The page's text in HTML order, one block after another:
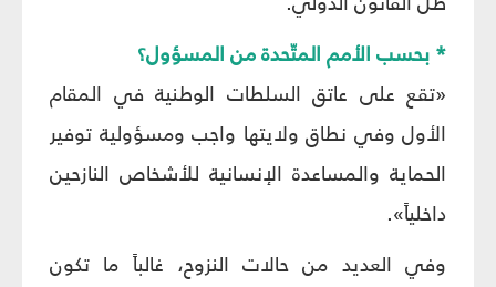
* بحسب الأمم المتّحدة من المسؤول؟
«تقع على عاتق السلطات الوطنية في المقام
الأول وفي نطاق ولايتها واجب ومسؤولية توفير
الحماية والمساعدة الإنسانية للأشخاص النازحين
داخلياً».
وفي العديد من حالات النزوح، غالباً ما تكون